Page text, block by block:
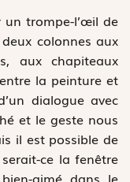
un trompe-l’œil de
colonnes aux
aux chapiteaux
la peinture et
dialogue avec
et le geste nous
il est possible de
ce la fenêtre
aimé dans le